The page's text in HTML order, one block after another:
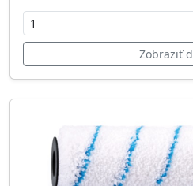
Zobraziť